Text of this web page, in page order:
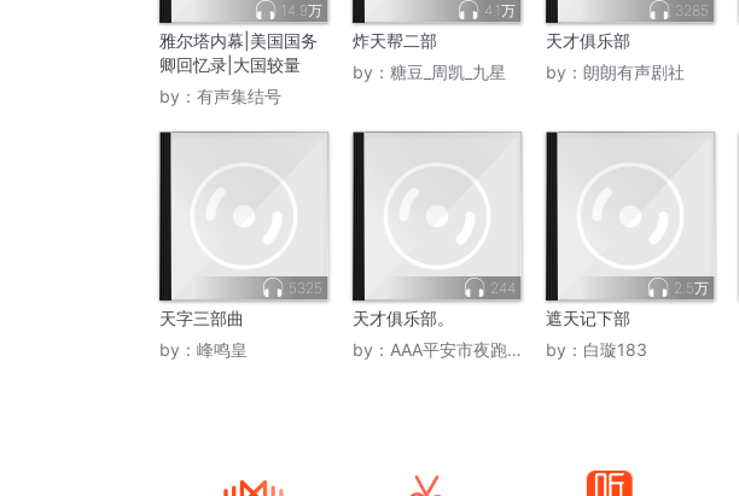
14.9万
雅尔塔内幕|美国国务
卿回忆录|大国较量
by： 有声集结号
4.1万
炸天帮二部
by： 糖豆_周凯_九星
3285
天才俱乐部
by： 朗朗有声剧社
5325
天字三部曲
by： 峰鸣皇
244
天才俱乐部。
by： AAA平安市夜跑王
2.5万
遮天记下部
by： 白璇183